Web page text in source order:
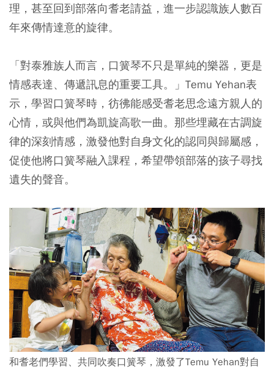
理，甚至回到部落向耆老請益，進一步認識族人數百
年來傳情達意的旋律。
「對泰雅族人而言，口簧琴不只是單純的樂器，更是
情感表達、傳遞訊息的重要工具。」Temu Yehan表
示，學習口簧琴時，彷彿能感受耆老思念遠方親人的
心情，或與他們為凱旋高歌一曲。那些埋藏在古調旋
律的深刻情感，激發他對自身文化的認同與歸屬感，
促使他將口簧琴融入課程，希望帶領部落的孩子尋找
遺失的聲音。
和耆老們學習、共同吹奏口簧琴，激發了Temu Yehan對自